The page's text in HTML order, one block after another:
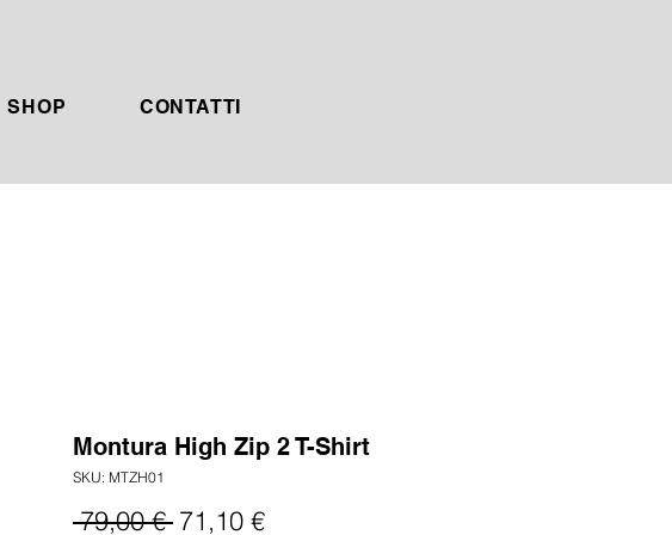
SHOP CONTATTI
Montura High Zip 2 T-Shirt
SKU: MTZH01
79,00 € Prezzo
71,10 €Prezzo